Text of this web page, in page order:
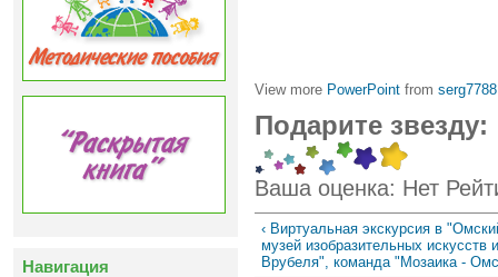
Навигация
View more PowerPointfrom serg7788
Подарите звезду:
Ваша оценка: Нет
‹ Виртуальная экскурсия в
музей изобразительных
Врубеля", команда "Мозаика -